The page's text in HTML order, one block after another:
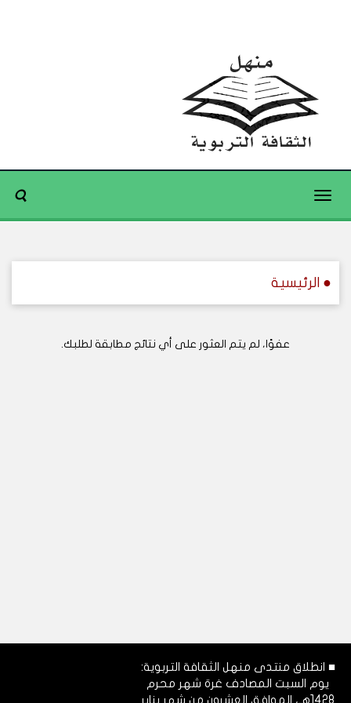
Toggle
● الرئيسية
عفوًا، لم يتم العثور على أي نتائج مطابقة لطلبك.
■ انطلاق منتدى منهل الثقافة التربوية:
يوم السبت المصادف غرة شهر محرم
1428هـ، الموافق العشرون من شهر يناير